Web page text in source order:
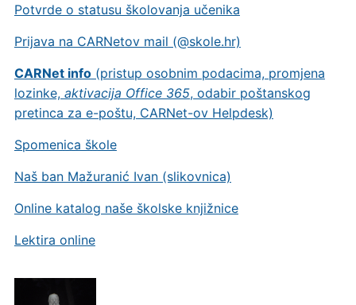
Potvrde o statusu školovanja učenika
Prijava na CARNetov mail (@skole.hr)
CARNet info(pristup osobnim podacima, promjena
lozinke, aktivacija Office 365, odabir poštanskog
pretinca za e-poštu, CARNet-ov Helpdesk)
Spomenica škole
Naš ban Mažuranić Ivan (slikovnica)
Online katalog naše školske knjižnice
Lektira online